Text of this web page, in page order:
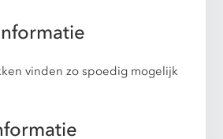
vinden zo spoedig mogelijk